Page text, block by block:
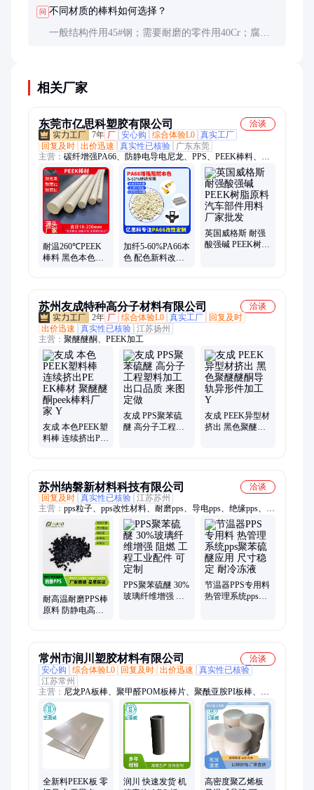
问 不同材质的棒料如何选择？
一般结构件用45#钢；需要耐磨的零件用40Cr；腐蚀
相关厂家
东莞市亿思科塑胶有限公司
洽谈
7年 厂 安心购 综合体验L0 真实工厂
回复及时 出价迅速 真实性已核验
广东东莞
主营： 碳纤增强PA66、防静电导电尼龙、PPS、PEEK棒料、
PEI、PEEK、黑色加纤PEI、pps塑胶、咖啡色pps、黑色pps、pps
塑料、lcp塑胶、环保pps、lcp塑料、pa6塑胶、pei塑胶、耐磨
pa6、pa66塑胶、导电peek、pa9t塑胶、pa6t塑胶、高温pa6t
耐温260℃PEEK
棒料 黑色本色聚
加纤5-60%PA66本
色 配色新料改性
英国威格斯 耐强
酸强碱 PEEK树脂
苏州友成特种高分子材料有限公司
洽谈
2年 厂 综合体验L0 真实工厂
回复及时
出价迅速
真实性已核验 江苏扬州
主营： 聚醚醚酮、PEEK加工
友成 本色PEEK塑
料棒 连续挤出PE
友成 PPS聚苯硫
醚 高分子工程塑
友成 PEEK异型材
挤出 黑色聚醚醚
苏州纳磐新材料科技有限公司
洽谈
回复及时 真实性已核验 江苏苏州
主营： pps粒子、pps改性材料、耐磨pps、导电pps、绝缘pps、导
热pps、抗静电pps、高韧性pps、peek粒子、peek改性材料、peek
加纤、ppa改性材料
耐高温耐磨PPS棒
原料 防静电高强
PPS聚苯硫醚 30%
玻璃纤维增强 阻
节温器PPS专用料
热管理系统pps聚
常州市润川塑胶材料有限公司
洽谈
安心购
综合体验L0 回复及时 出价迅速
真实性已核验
江苏常州
主营： 尼龙PA板棒、聚甲醛POM板棒片、聚酰亚胺PI板棒、四
氟PTFE板棒、聚丙烯pp板棒、高分子聚乙烯hdpe板棒、聚氯乙
烯PVC板棒、一氟Pfa板棒、二氟PVDF板棒、三氟PCTFE板棒、
聚醚酰亚胺PEI板棒、聚砜PSU板棒、聚苯砜PPSU板棒、聚苯硫
醚PPS板棒、聚酯PET板棒、聚酯PBT板棒、POM+PTFE板棒、
聚碳酸酯PC板棒、亚克力PMMA板棒、聚酰胺酸PAA溶液、
全新料PEEK板 零
润川 快速发货 机
高密度聚乙烯板